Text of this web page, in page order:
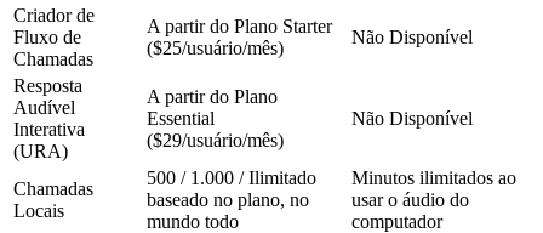
Criador de
Fluxo de
Chamadas
A partir do Plano Starter
($25/usuário/mês)
Não Disponível
Resposta
Audível
Interativa
(URA)
A partir do Plano
Essential
($29/usuário/mês)
Não Disponível
Chamadas
Locais
500 / 1.000 / Ilimitado
baseado no plano, no
mundo todo
Minutos ilimitados ao
usar o áudio do
computador